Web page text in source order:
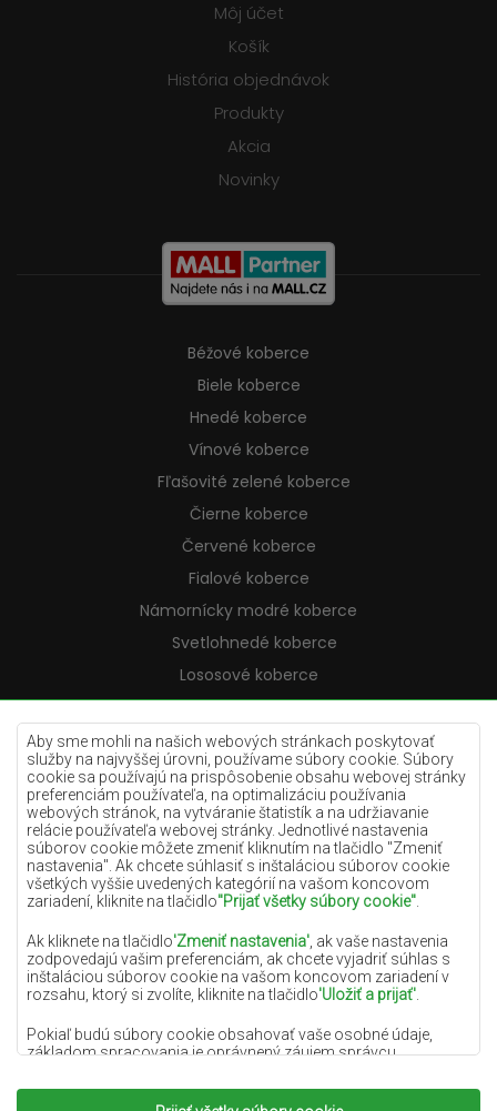
Aby sme mohli na našich webových stránkach poskytovať
služby na najvyššej úrovni, používame súbory cookie. Súbory
cookie sa používajú na prispôsobenie obsahu webovej stránky
preferenciám používateľa, na optimalizáciu používania
webových stránok, na vytváranie štatistík a na udržiavanie
relácie používateľa webovej stránky. Jednotlivé nastavenia
súborov cookie môžete zmeniť kliknutím na tlačidlo "Zmeniť
nastavenia". Ak chcete súhlasiť s inštaláciou súborov cookie
všetkých vyššie uvedených kategórií na vašom koncovom
zariadení, kliknite na tlačidlo"Prijať všetky súbory cookie"
Ak kliknete na tlačidlo'Zmeniť nastavenia' , ak vaše nastavenia
zodpovedajú vašim preferenciám, ak chcete vyjadriť súhlas s
inštaláciou súborov cookie na vašom koncovom zariadení v
rozsahu, ktorý si zvolíte, kliknite na tlačidlo'Uložiť a prijať'
Pokiaľ budú súbory cookie obsahovať vaše osobné údaje,
základom spracovania je oprávnený záujem správcu
podobe poskytovania vysokokvalitných služieb na našej
webovej stránke a marketingových aktivít správcu osobných
Môj účet
Košík
História objednávok
Produkty
Akcia
Novinky
Béžové koberce
Biele koberce
Hnedé koberce
Vínové koberce
Fľašovité zelené koberce
Čierne koberce
Červené koberce
Fialové koberce
Námornícky modré koberce
Svetlohnedé koberce
Lososové koberce
Krémové koberce
Lilac koberce
Žlté koberce
Mätové koberce
Modré koberce
Oranžové koberce
Ružové koberce
Šedé koberce
Terakotové koberce
Zelené koberce
Zlaté koberce